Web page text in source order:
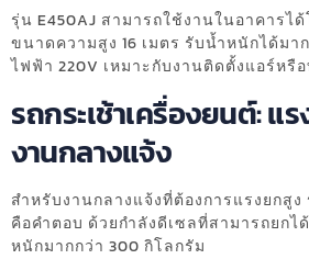
รุ่น E450AJ สามารถใช้งานในอาคารไ
ขนาดความสูง 16 เมตร รับน้ำหนักได้มา
ไฟฟ้า 220V เหมาะกับงานติดตั้งแอร์หรื
รถกระเช้าเครื่องยนต์: แ
งานกลางแจ้ง
สำหรับงานกลางแจ้งที่ต้องการแรงยกสูง
คือคำตอบ ด้วยกำลังดีเซลที่สามารถยกไ
หนักมากกว่า 300 กิโลกรัม